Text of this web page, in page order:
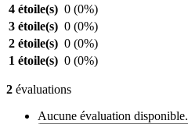
4 étoile(s) 0 (0%)
3 étoile(s) 0 (0%)
2 étoile(s) 0 (0%)
1 étoile(s) 0 (0%)
2 évaluations
Aucune évaluation disponible.